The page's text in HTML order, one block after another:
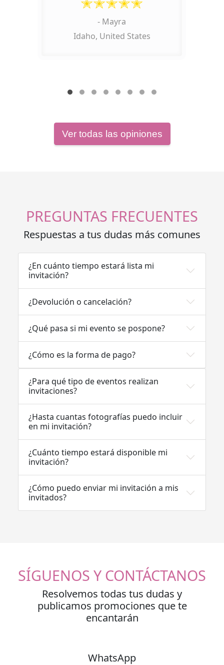
PREGUNTAS FRECUENTES
Respuestas a tus dudas más comunes
¿En cuánto tiempo estará lista mi
invitación?
¿Devolución o cancelación?
¿Qué pasa si mi evento se pospone?
¿Cómo es la forma de pago?
¿Para qué tipo de eventos realizan
invitaciones?
¿Hasta cuantas fotografías puedo incluir
en mi invitación?
¿Cuánto tiempo estará disponible mi
invitación?
¿Cómo puedo enviar mi invitación a mis
invitados?
SÍGUENOS Y CONTÁCTANOS
Resolvemos todas tus dudas y
publicamos promociones que te
encantarán
WhatsApp